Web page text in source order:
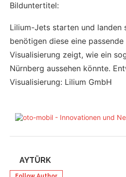
Bilduntertitel:
Lilium-Jets starten und landen
benötigen diese eine
Visualisierung zeigt, wie ein
Nürnberg aussehen könnte.
Visualisierung: Lilium GmbH
AYTÜRK